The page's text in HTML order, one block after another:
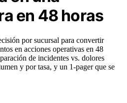
en 48 horas
por sucursal para convertir
en acciones operativas en 48
de incidentes vs. dolores
y por tasa, y un 1‑pager que se